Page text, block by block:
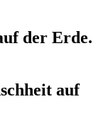
der Erde.
auf